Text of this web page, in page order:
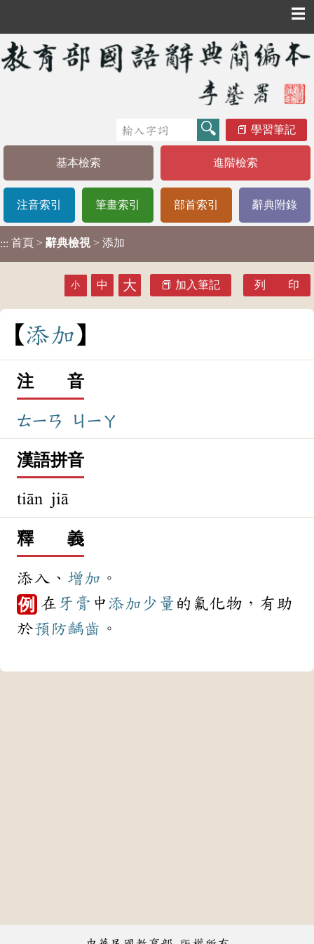
☰
學習筆記
基本檢索 進階檢索
注音索引 筆畫索引 部首索引 辭典附錄
::: 首頁 > 辭典檢視 > 添加
小 中 大 加入筆記 列 印
添加
注 音
ㄊㄧㄢ ㄐㄧㄚ
漢語拼音
tiān jiā
釋 義
添入、 增加 。
例 在 牙膏 中 添加 少量 的氟化物，有助
於預防齲齒 。